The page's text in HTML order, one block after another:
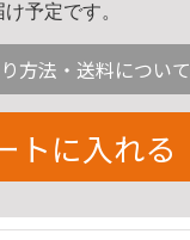
予定です。
方法・送料について
トに入れる